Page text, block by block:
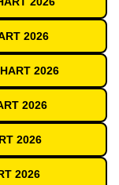
2026
2026
2026
2026
2026